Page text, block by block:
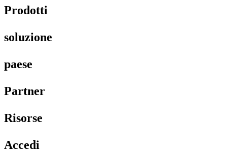
Prodotti​​
soluzione​​
paese​​
Partner​​
Risorse​​
Accedi​​